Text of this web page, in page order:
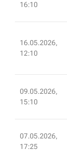
16:10
16.05.2026,
12:10
09.05.2026,
15:10
07.05.2026,
17:25